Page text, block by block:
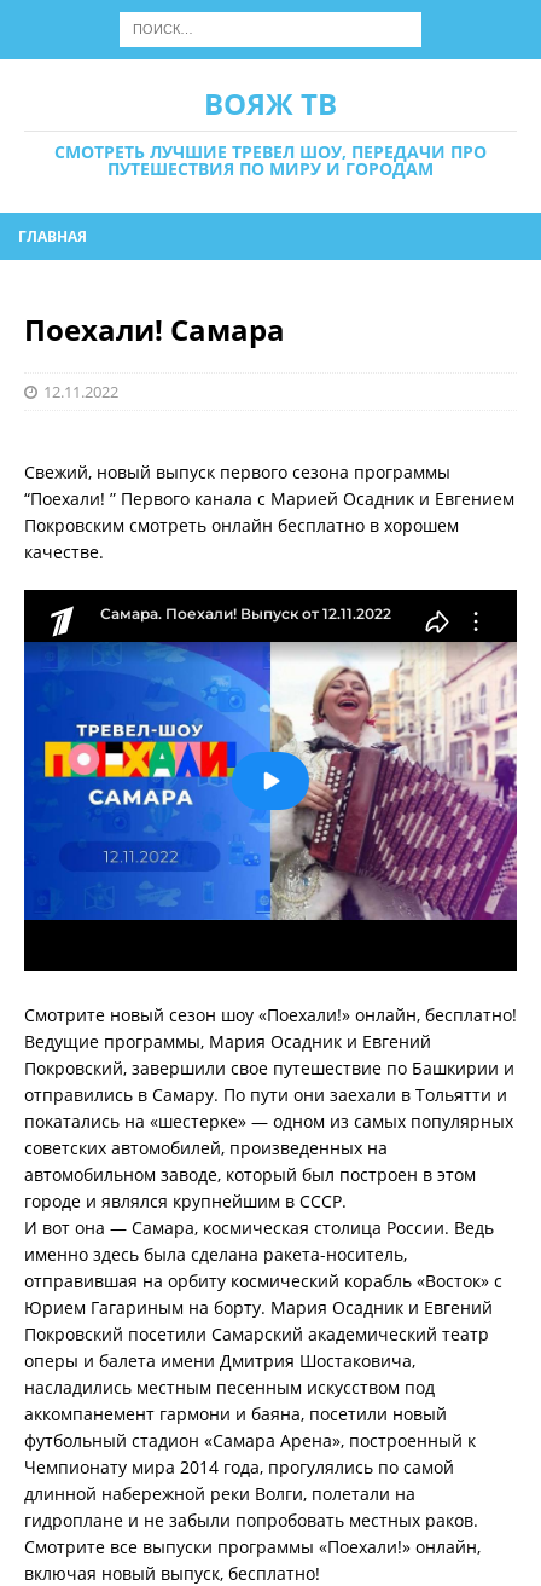
ВОЯЖ ТВ
СМОТРЕТЬ ЛУЧШИЕ ТРЕВЕЛ ШОУ, ПЕРЕДАЧИ ПРО
ПУТЕШЕСТВИЯ ПО МИРУ И ГОРОДАМ
ГЛАВНАЯ
Поехали! Самара
12.11.2022
Свежий, новый выпуск первого сезона программы
“Поехали! ” Первого канала с Марией Осадник и Евгением
Покровским смотреть онлайн бесплатно в хорошем
качестве.
Смотрите новый сезон шоу «Поехали!» онлайн, бесплатно!
Ведущие программы, Мария Осадник и Евгений
Покровский, завершили свое путешествие по Башкирии и
отправились в Самару. По пути они заехали в Тольятти и
покатались на «шестерке» — одном из самых популярных
советских автомобилей, произведенных на
автомобильном заводе, который был построен в этом
городе и являлся крупнейшим в СССР.
И вот она — Самара, космическая столица России. Ведь
именно здесь была сделана ракета-носитель,
отправившая на орбиту космический корабль «Восток» с
Юрием Гагариным на борту. Мария Осадник и Евгений
Покровский посетили Самарский академический театр
оперы и балета имени Дмитрия Шостаковича,
насладились местным песенным искусством под
аккомпанемент гармони и баяна, посетили новый
футбольный стадион «Самара Арена», построенный к
Чемпионату мира 2014 года, прогулялись по самой
длинной набережной реки Волги, полетали на
гидроплане и не забыли попробовать местных раков.
Смотрите все выпуски программы «Поехали!» онлайн,
включая новый выпуск, бесплатно!